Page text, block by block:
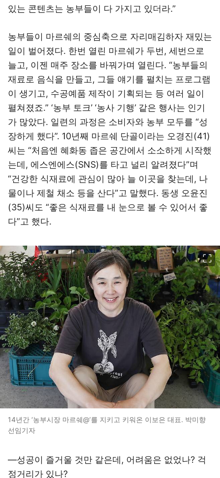
있는 콘텐츠는 농부들이 다 가지고 있더라.”
농부들이 마르쉐의 중심축으로 자리매김하자 재밌는
일이 벌어졌다. 한번 열린 마르쉐가 두번, 세번으로
늘고, 이젠 매주 장소를 바꿔가며 열린다. “농부들의
재료로 음식을 만들고, 그들 얘기를 펼치는 프로그램
이 생기고, 수공예품 제작이 기획되는 등 여러 일이
펼쳐졌죠.” ‘농부 토크’ ‘농사 기행’ 같은 행사는 인기
가 많았다. 일련의 과정은 소비자와 농부 모두를 “성
장하게 했다”. 10년째 마르쉐 단골이라는 오경진(41)
씨는 “처음엔 혜화동 좁은 공간에서 소소하게 시작했
는데, 에스엔에스(SNS)를 타고 널리 알려졌다”며
“건강한 식재료에 관심이 많아 늘 이곳을 찾는데, 나
물이나 제철 채소 등을 산다”고 말했다. 동생 오윤진
(35)씨도 “좋은 식재료를 내 눈으로 볼 수 있어서 좋
다”고 했다.
14년간 ‘농부시장 마르쉐@’를 지키고 키워온 이보은 대표. 박미향
선임기자
―성공이 즐거울 것만 같은데, 어려움은 없었나? 걱
정거리가 있나?